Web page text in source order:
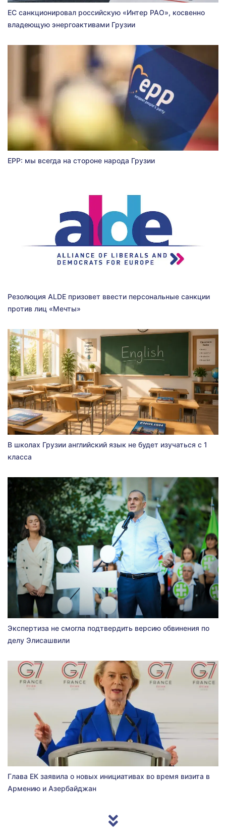
ЕС санкционировал российскую «Интер РАО», косвенно
владеющую энергоактивами Грузии
EPP: мы всегда на стороне народа Грузии
Резолюция ALDE призовет ввести персональные санкции
против лиц «Мечты»
В школах Грузии английский язык не будет изучаться с 1
класса
Экспертиза не смогла подтвердить версию обвинения по
делу Элисашвили
Глава ЕК заявила о новых инициативах во время визита в
Армению и Азербайджан